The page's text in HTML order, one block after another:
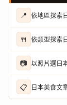
📍 依地區探索
🍴 依類型探索
📷 以照片選日
📋 日本美食文